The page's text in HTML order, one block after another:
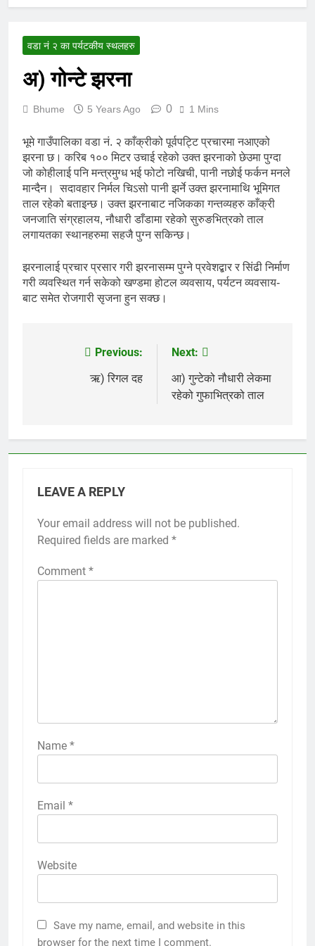
वडा नं २ का पर्यटकीय स्थलहरु
अ) गोन्टे झरना
Bhume 5 Years Ago 0 1 Mins
भूमे गाउँपालिका वडा नं. २ काँक्रीको पूर्वपट्टि प्रचारमा नआएको
झरना छ। करिब १०० मिटर उचाई रहेको उक्त झरनाको छेउमा पुग्दा
जो कोहीलाई पनि मन्त्रमुग्ध भई फोटो नखिची, पानी नछोई फर्कन मनले
मान्दैन। सदावहार निर्मल चिऽसो पानी झर्ने उक्त झरनामाथि भूमिगत
ताल रहेको बताइन्छ। उक्त झरनाबाट नजिकका गन्तव्यहरु काँक्री
जनजाति संग्रहालय, नौधारी डाँडामा रहेको सुरुङभित्रको ताल
लगायतका स्थानहरुमा सहजै पुग्न सकिन्छ।
झरनालाई प्रचार प्रसार गरी झरनासम्म पुग्ने प्रवेशद्बार र सिंढी निर्माण
गरी व्यवस्थित गर्न सकेको खण्डमा होटल व्यवसाय, पर्यटन व्यवसाय-
बाट समेत रोजगारी सृजना हुन सक्छ।
navigation
Previous:
ऋ) रिगल दह
Next:
आ) गुन्टेको नौधारी लेकमा
रहेको गुफाभित्रको ताल
LEAVE A REPLY
Your email address will not be published.
Required fields are marked *
Comment *
Name *
Email *
Website
Save my name, email, and website in this
browser for the next time I comment.